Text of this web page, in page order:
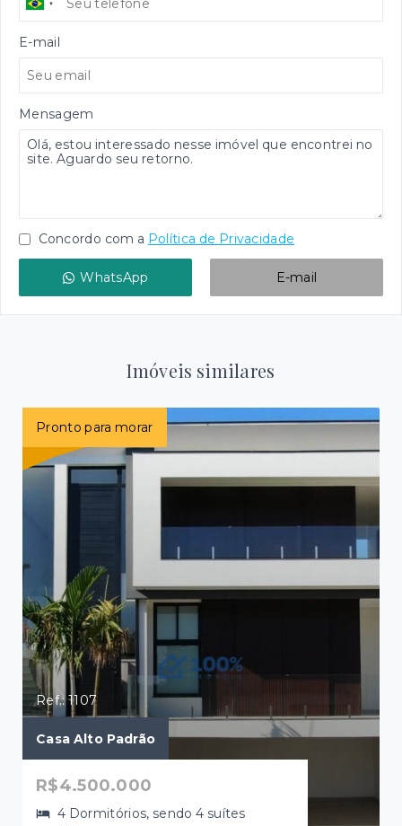
E-mail
Mensagem
Concordo com a Política de Privacidade
WhatsApp E-mail
Imóveis similares
Pronto para morar
Ref.: 1107
Casa Alto Padrão
R$4.500.000
4 Dormitórios, sendo 4 suítes